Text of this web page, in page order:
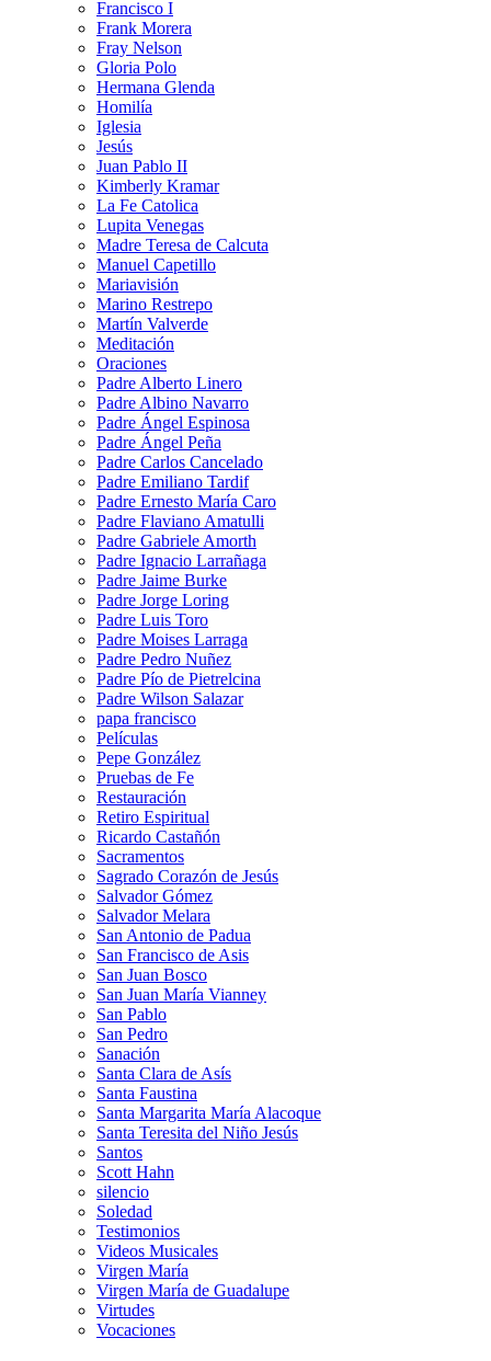
Francisco I
Frank Morera
Fray Nelson
Gloria Polo
Hermana Glenda
Homilía
Iglesia
Jesús
Juan Pablo II
Kimberly Kramar
La Fe Catolica
Lupita Venegas
Madre Teresa de Calcuta
Manuel Capetillo
Mariavisión
Marino Restrepo
Martín Valverde
Meditación
Oraciones
Padre Alberto Linero
Padre Albino Navarro
Padre Ángel Espinosa
Padre Ángel Peña
Padre Carlos Cancelado
Padre Emiliano Tardif
Padre Ernesto María Caro
Padre Flaviano Amatulli
Padre Gabriele Amorth
Padre Ignacio Larrañaga
Padre Jaime Burke
Padre Jorge Loring
Padre Luis Toro
Padre Moises Larraga
Padre Pedro Nuñez
Padre Pío de Pietrelcina
Padre Wilson Salazar
papa francisco
Películas
Pepe González
Pruebas de Fe
Restauración
Retiro Espiritual
Ricardo Castañón
Sacramentos
Sagrado Corazón de Jesús
Salvador Gómez
Salvador Melara
San Antonio de Padua
San Francisco de Asis
San Juan Bosco
San Juan María Vianney
San Pablo
San Pedro
Sanación
Santa Clara de Asís
Santa Faustina
Santa Margarita María Alacoque
Santa Teresita del Niño Jesús
Santos
Scott Hahn
silencio
Soledad
Testimonios
Videos Musicales
Virgen María
Virgen María de Guadalupe
Virtudes
Vocaciones